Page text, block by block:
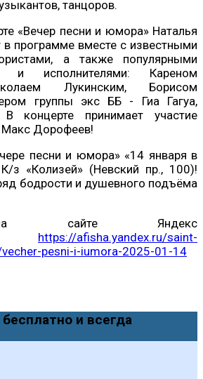
танцоров.
«Вечер песни и юмора» Наталья
в программе вместе с известными
а также популярными
и исполнителями: Кареном
Лукинским, Борисом
группы экс ББ - Гиа Гагуа,
концерте принимает участие
Макс Дорофеев!
песни и юмора» «14 января в
К/з «Колизей» (Невский пр., 100)!
бодрости и душевного подъёма
сайте Яндекс
https://afisha.yandex.ru/saint-
pesni-i-iumora-2025-01-14
и всегда